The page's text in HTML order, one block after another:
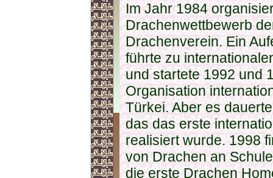
Im Jahr 1984
Drachenwettbewerb
Drachenverein. Ein
führte zu
und startete 1992 und
Organisation
Türkei. Aber es
das das erste
realisiert wurde. 1998
von Drachen an
die erste Drachen